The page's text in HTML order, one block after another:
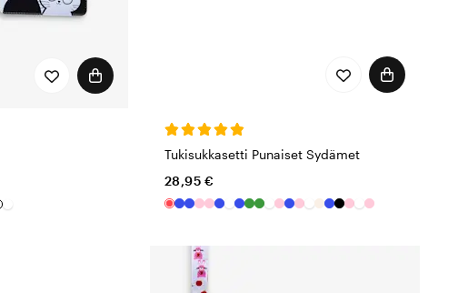
Tukisukkasetti Punaiset Sydämet
28,95 €